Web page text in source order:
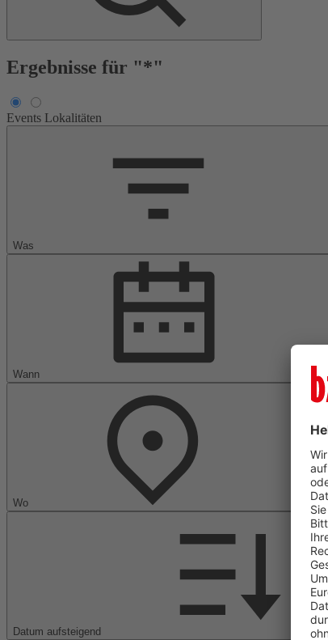
Ergebnisse für "*"
Events Lokalitäten
Was
Wann
Wo
Datum aufsteigend